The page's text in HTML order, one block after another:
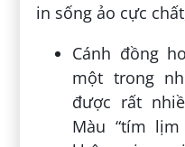
in sống ảo cực
Cánh đồng
một trong
được rất
Màu “tím